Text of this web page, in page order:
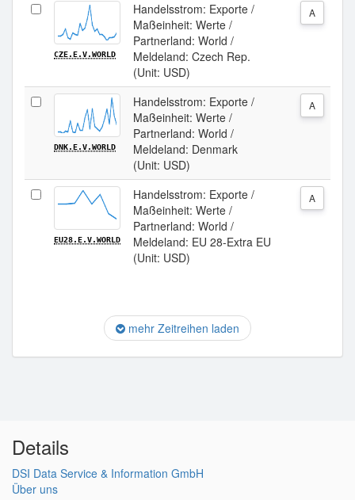
CZE.E.V.WORLD
Handelsstrom: Exporte /
Maßeinheit: Werte /
Partnerland: World /
Meldeland: Czech Rep.
(Unit: USD)
A
DNK.E.V.WORLD
Handelsstrom: Exporte /
Maßeinheit: Werte /
Partnerland: World /
Meldeland: Denmark
(Unit: USD)
A
EU28.E.V.WORLD
Handelsstrom: Exporte /
Maßeinheit: Werte /
Partnerland: World /
Meldeland: EU 28-Extra EU
(Unit: USD)
A
mehr Zeitreihen laden
Details
DSI Data Service & Information GmbH
Über uns